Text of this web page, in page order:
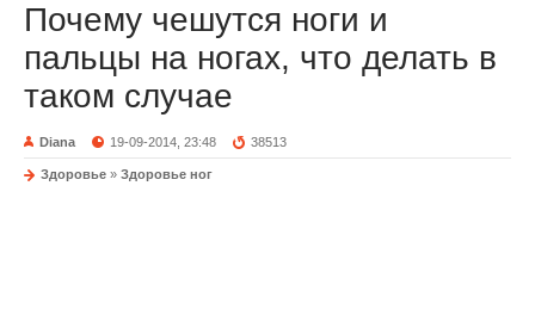
Почему чешутся ноги и
пальцы на ногах, что делать в
таком случае
Diana 19-09-2014, 23:48 38513
Здоровье » Здоровье ног